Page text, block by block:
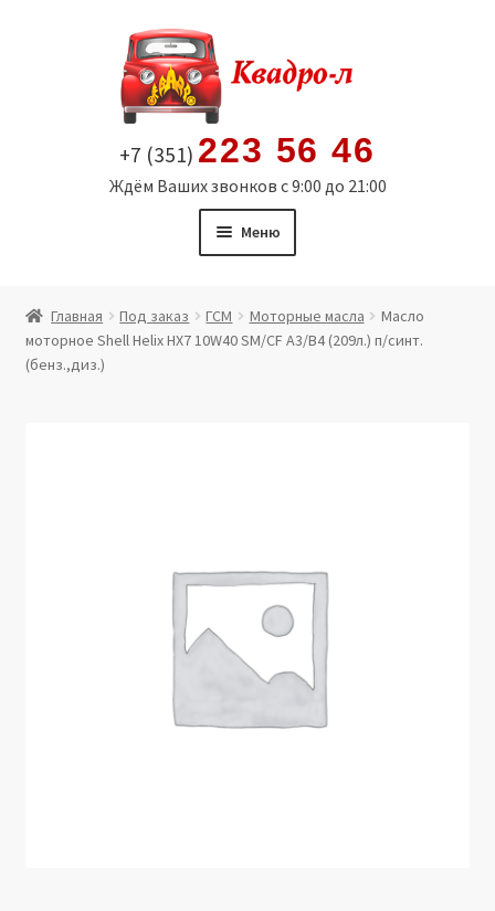
содержимому
+7 (351) 223 56 46
Ждём Ваших звонков с 9:00 до 21:00
Меню
Витрина
Главная Под заказ ГСМ Моторные масла
Масло
моторное Shell Helix HX7 10W40 SM/CF A3/B4 (209л.) п/синт.
(бенз.,диз.)